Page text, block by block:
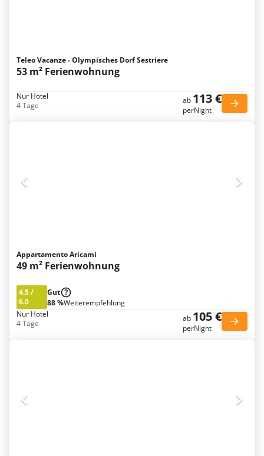
Teleo Vacanze - Olympisches Dorf Sestriere
53 m² Ferienwohnung
Nur Hotel
4 Tage
ab 113 €
perNight
Appartamento Aricami
49 m² Ferienwohnung
4.5/
6.0
Gut
88 %Weiterempfehlung
Nur Hotel
4 Tage
ab 105 €
perNight